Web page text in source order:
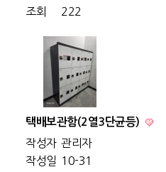
조회
222
택배보관함(2열3단균등)
작성자 관리자
작성일 10-31